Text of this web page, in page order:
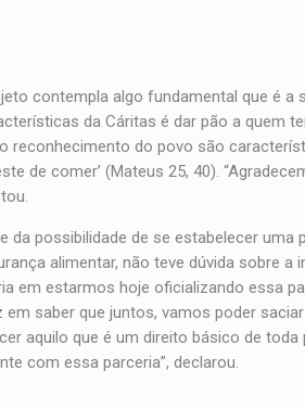
contempla algo fundamental que é a
da Cáritas é dar pão a quem
reconhecimento do povo são
de comer’ (Mateus 25, 40).
da possibilidade de se estabelecer uma
alimentar, não teve dúvida sobre a
em estarmos hoje oficializando essa
saber que juntos, vamos poder
aquilo que é um direito básico de toda
com essa parceria”, declarou.